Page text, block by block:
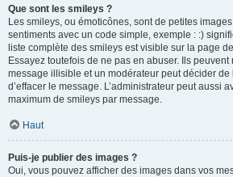
Que sont les smileys ?
Les smileys, ou émoticônes, sont de petites
sentiments avec un code simple, exemple : :)
liste complète des smileys est visible sur la page
Essayez toutefois de ne pas en abuser. Ils
message illisible et un modérateur peut décider
d’effacer le message. L’administrateur peut aussi
maximum de smileys par message.
Haut
Puis-je publier des images ?
Oui, vous pouvez afficher des images dans vos